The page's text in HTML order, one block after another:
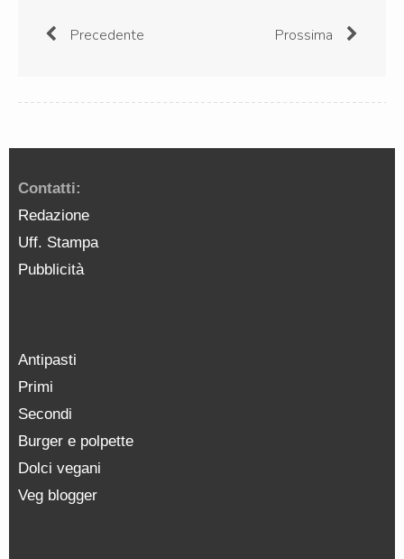
Precedente Prossima
Contatti:
Redazione
Uff. Stampa
Pubblicità
Antipasti
Primi
Secondi
Burger e polpette
Dolci vegani
Veg blogger